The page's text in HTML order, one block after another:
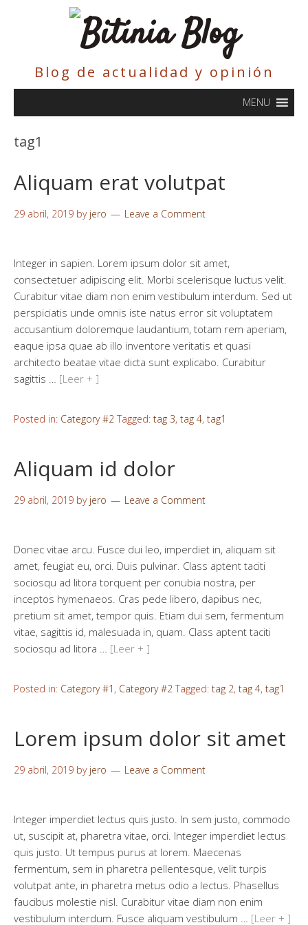
Blog de actualidad y opinión
MENU
tag1
Aliquam erat volutpat
29 abril, 2019 by jero Leave a Comment
Integer in sapien. Lorem ipsum dolor sit amet,
consectetuer adipiscing elit. Morbi scelerisque luctus velit.
Curabitur vitae diam non enim vestibulum interdum. Sed ut
perspiciatis unde omnis iste natus error sit voluptatem
accusantium doloremque laudantium, totam rem aperiam,
eaque ipsa quae ab illo inventore veritatis et quasi
architecto beatae vitae dicta sunt explicabo. Curabitur
sagittis … [Leer + ]
Posted in: Category #2 Tagged: tag 3, tag 4, tag1
Aliquam id dolor
29 abril, 2019 by jero Leave a Comment
Donec vitae arcu. Fusce dui leo, imperdiet in, aliquam sit
amet, feugiat eu, orci. Duis pulvinar. Class aptent taciti
sociosqu ad litora torquent per conubia nostra, per
inceptos hymenaeos. Cras pede libero, dapibus nec,
pretium sit amet, tempor quis. Etiam dui sem, fermentum
vitae, sagittis id, malesuada in, quam. Class aptent taciti
sociosqu ad litora … [Leer + ]
Posted in: Category #1 , Category #2 Tagged: tag 2, tag 4, tag1
Lorem ipsum dolor sit amet
29 abril, 2019 by jero Leave a Comment
Integer imperdiet lectus quis justo. In sem justo, commodo
ut, suscipit at, pharetra vitae, orci. Integer imperdiet lectus
quis justo. Ut tempus purus at lorem. Maecenas
fermentum, sem in pharetra pellentesque, velit turpis
volutpat ante, in pharetra metus odio a lectus. Phasellus
faucibus molestie nisl. Curabitur vitae diam non enim
vestibulum interdum. Fusce aliquam vestibulum … [Leer + ]